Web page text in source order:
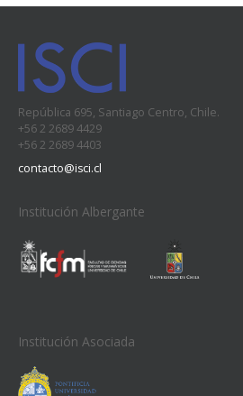
República 695, Santiago Centro, Chile.
+56 2 2689 4429
+56 2 2689 4403
contacto@isci.cl
Institución Albergante
Institución Asociada